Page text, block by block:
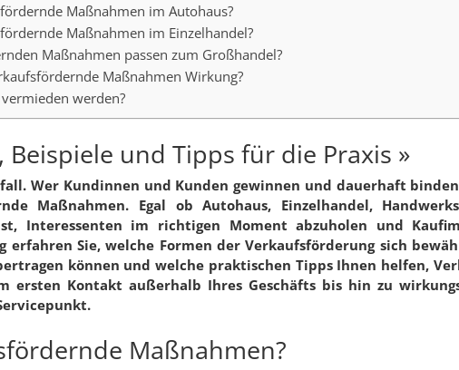
Maßnahmen im Autohaus?
Maßnahmen im Einzelhandel?
Maßnahmen passen zum Großhandel?
Maßnahmen Wirkung?
werden?
Beispiele und Tipps für die Praxis »
Wer Kundinnen und Kunden gewinnen und dauerhaft
Maßnahmen. Egal ob Autohaus, Einzelhandel,
Interessenten im richtigen Moment abzuholen und
erfahren Sie, welche Formen der Verkaufsförderung sich
können und welche praktischen Tipps Ihnen helfen,
ersten Kontakt außerhalb Ihres Geschäfts bis hin zu
Maßnahmen?